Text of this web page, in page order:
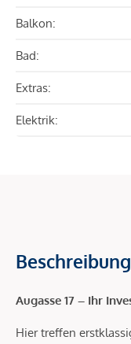
Balkon:
Bad:
Extras:
Elektrik:
Augasse 17 – Ihr
Hier treffen